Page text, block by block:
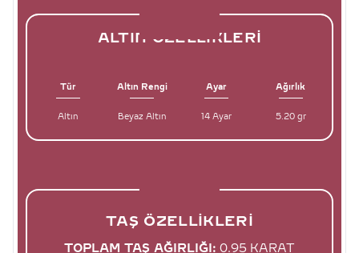
ALTIN ÖZELLIKLERI
Tür Altın Rengi Ayar Ağırlık
Altın Beyaz Altın 14 Ayar 5.20 gr
TAŞ ÖZELLIKLERI
TOPLAM TAŞ AĞIRLIĞI: 0.95 KARAT